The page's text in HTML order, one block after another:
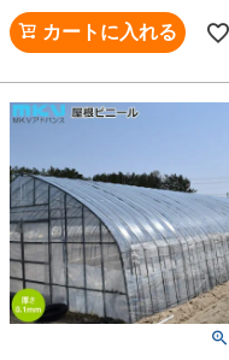
カートに入れる